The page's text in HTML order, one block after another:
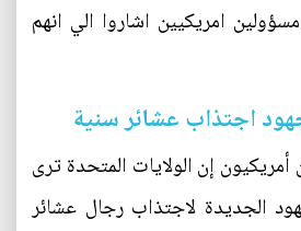
امريكيين اشاروا الي انهم
اجتذاب عشائر سنية
إن الولايات المتحدة ترى
الجديدة لاجتذاب رجال عشائر